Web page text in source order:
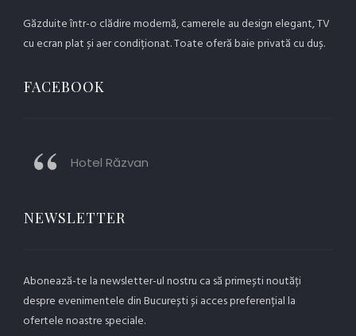
Găzduite într-o clădire modernă, camerele au design elegant, TV
cu ecran plat și aer condiționat. Toate oferă baie privată cu duș.
FACEBOOK
Hotel Răzvan
NEWSLETTER
Abonează-te la newsletter-ul nostru ca să primești noutăți
despre evenimentele din București și acces preferențial la
ofertele noastre speciale.